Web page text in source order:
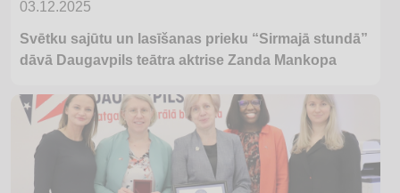
03.12.2025
Svētku sajūtu un lasīšanas prieku “Sirmajā stundā”
dāvā Daugavpils teātra aktrise Zanda Mankopa